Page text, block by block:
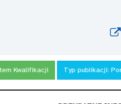
Kwalifikacji Typ publikacji: